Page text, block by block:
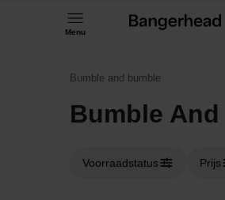
Menu
Bumble and bumble
Bumble
Voorraadstatus Prijs